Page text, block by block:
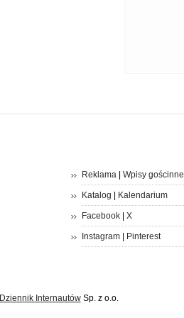
Reklama| Wpisy gościnne
Katalog Kalendarium
Facebook| X
Instagram| Pinterest
Dziennik InternautówSp. z o.o.